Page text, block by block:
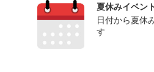
夏休みイベン
日付から夏休
す